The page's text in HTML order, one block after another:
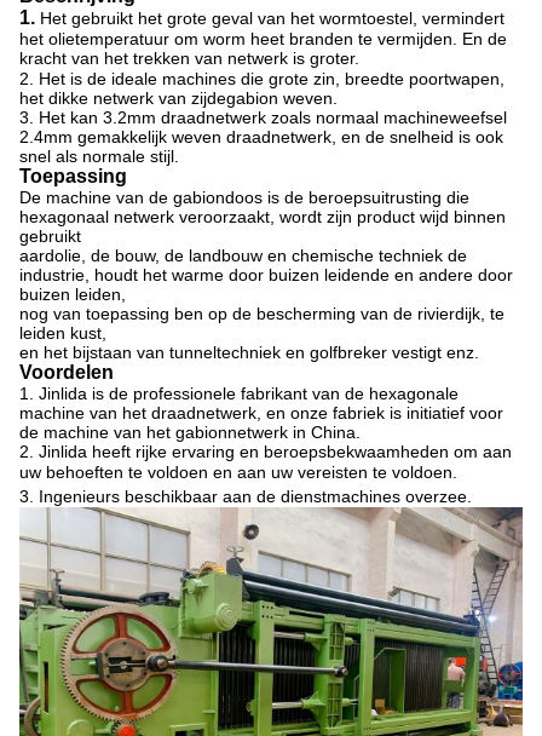
1. Het gebruikt het grote geval van het wormtoestel, vermindert
het olietemperatuur om worm heet branden te vermijden. En de
kracht van het trekken van netwerk is groter.
2. Het is de ideale machines die grote zin, breedte poortwapen,
het dikke netwerk van zijdegabion weven.
3. Het kan 3.2mm draadnetwerk zoals normaal machineweefsel
2.4mm gemakkelijk weven draadnetwerk, en de snelheid is ook
snel als normale stijl.
Toepassing
De machine van de gabiondoos is de beroepsuitrusting die
hexagonaal netwerk veroorzaakt, wordt zijn product wijd binnen
gebruikt
aardolie, de bouw, de landbouw en chemische techniek de
industrie, houdt het warme door buizen leidende en andere door
buizen leiden,
nog van toepassing ben op de bescherming van de rivierdijk, te
leiden kust,
en het bijstaan van tunneltechniek en golfbreker vestigt enz.
Voordelen
1.
Jinlida is de professionele fabrikant van de hexagonale
machine van het draadnetwerk, en onze fabriek is initiatief voor
de machine van het gabionnetwerk in China.
2. Jinlida heeft rijke ervaring en beroepsbekwaamheden om aan
uw behoeften te voldoen en aan uw vereisten te voldoen.
3.
Ingenieurs beschikbaar aan de dienstmachines overzee.